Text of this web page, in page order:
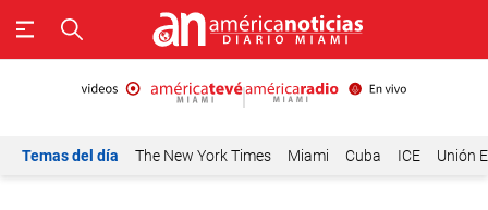
Temas del día The New York Times Miami Cuba ICE Unión